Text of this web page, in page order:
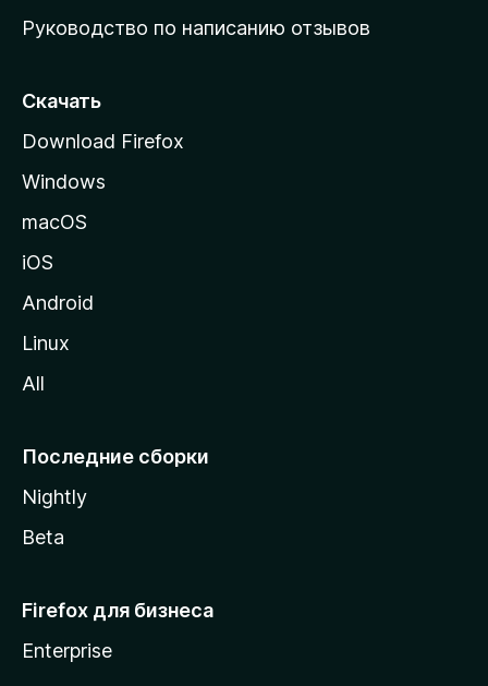
ю
т
а
н
у
M
i
l
Руководство по написанию отзывов
Скачать
Download Firefox
Windows
macOS
iOS
Android
Linux
All
Последние сборки
Nightly
Beta
Firefox для бизнеса
Enterprise